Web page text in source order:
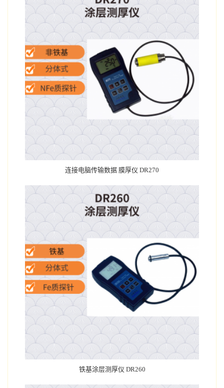
连接电脑传输数据 膜厚仪 DR270
铁基涂层测厚仪 DR260